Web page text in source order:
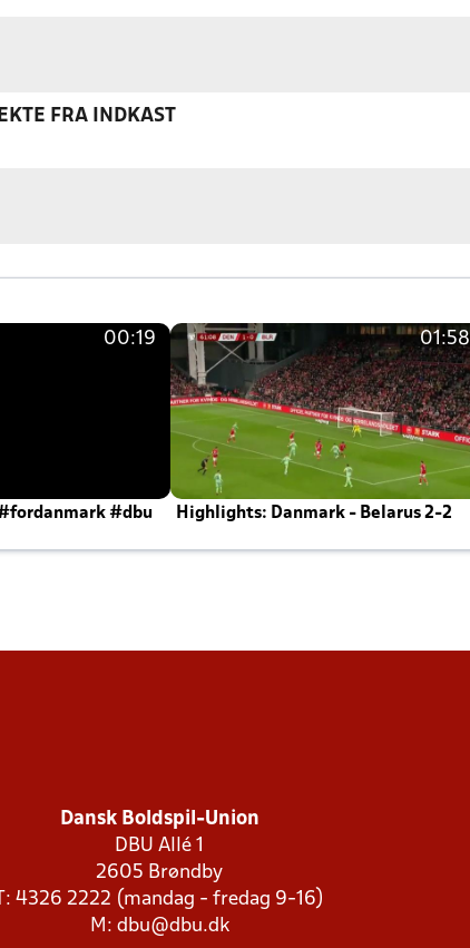
FRA INDKAST
00:19
#dbu
01:58
Highlights: Danmark - Belarus 2-2
Dansk Boldspil-Union
DBU Allé 1
2605 Brøndby
T: 4326 2222 (mandag - fredag 9-16)
M: dbu@dbu.dk